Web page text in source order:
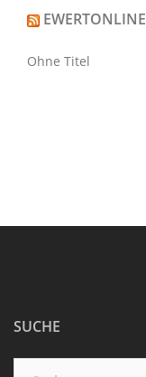
EWERTONLINE
Ohne Titel
SUCHE